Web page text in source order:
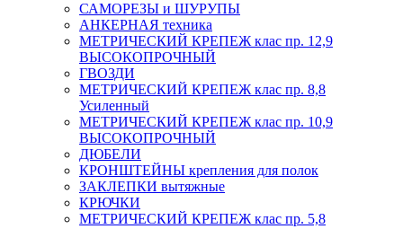
САМОРЕЗЫ и ШУРУПЫ
АНКЕРНАЯ техника
МЕТРИЧЕСКИЙ КРЕПЕЖ клас пр. 12,9
ВЫСОКОПРОЧНЫЙ
ГВОЗДИ
МЕТРИЧЕСКИЙ КРЕПЕЖ клас пр. 8,8
Усиленный
МЕТРИЧЕСКИЙ КРЕПЕЖ клас пр. 10,9
ВЫСОКОПРОЧНЫЙ
ДЮБЕЛИ
КРОНШТЕЙНЫ крепления для полок
ЗАКЛЕПКИ вытяжные
КРЮЧКИ
МЕТРИЧЕСКИЙ КРЕПЕЖ клас пр. 5,8